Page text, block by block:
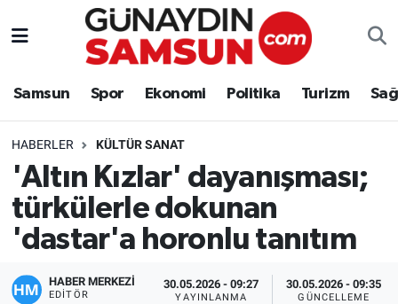
Samsun Spor Ekonomi Politika Turizm
HABERLER KÜLTÜR SANAT
'Altın Kızlar' dayanışması;
türkülerle dokunan
'dastar'a horonlu tanıtım
HABER MERKEZİ
EDITÖR
30.05.2026 - 09:27
YAYINLANMA
30.05.2026 - 09:35
GÜNCELLEME
Samsun
Politika
Turizm
Sağlık
Nöbetçi Eczaneler
Süper Lig Puan Durumu ve Fikstür
Tüm Manşetler
Son Dakika Haberleri